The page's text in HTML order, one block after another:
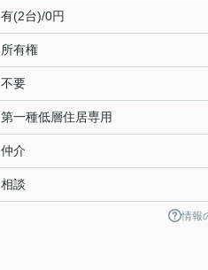
有(2台)/0円
所有権
不要
第一種低層住居専用
仲介
相談
情報